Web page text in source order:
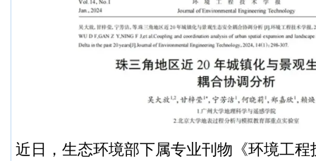
近日，生态环境部下属专业刊物《环境工